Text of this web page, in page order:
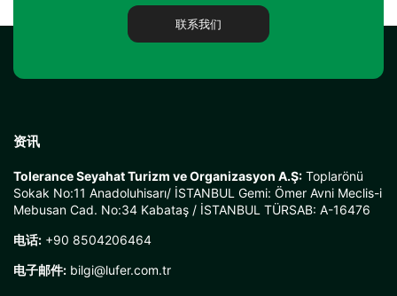
联系我们
资讯
Tolerance Seyahat Turizm ve Organizasyon A.Ş: Toplarönü
Sokak No:11 Anadoluhisarı/ İSTANBUL Gemi: Ömer Avni Meclis-i
Mebusan Cad. No:34 Kabataş / İSTANBUL TÜRSAB: A-16476
电话: +90 8504206464
电子邮件: bilgi@lufer.com.tr